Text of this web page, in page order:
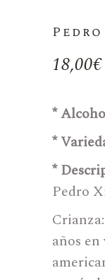
Pedro
18,00€
*
*
*
Pedro
años